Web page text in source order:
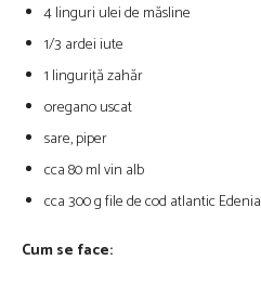
4 linguri ulei de măsline
1/3 ardei iute
1 linguriță zahăr
oregano uscat
sare, piper
cca 80 ml vin alb
cca 300 g file de cod atlantic Edenia
Cum se face: